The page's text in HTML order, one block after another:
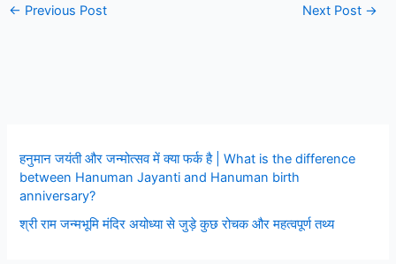
← Previous Post Next Post →
हनुमान जयंती और जन्मोत्सव में क्या फर्क है | What is the difference
between Hanuman Jayanti and Hanuman birth
anniversary?
श्री राम जन्मभूमि मंदिर अयोध्या से जुड़े कुछ रोचक और महत्वपूर्ण तथ्य